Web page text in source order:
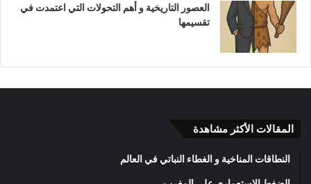
العصور التاريخية و أهم التحولات التي اعتمدت في
تقسيمها
المقالات الأكثر مشاهدة
النطاقات المناخية و الغطاء النباتي في العالم